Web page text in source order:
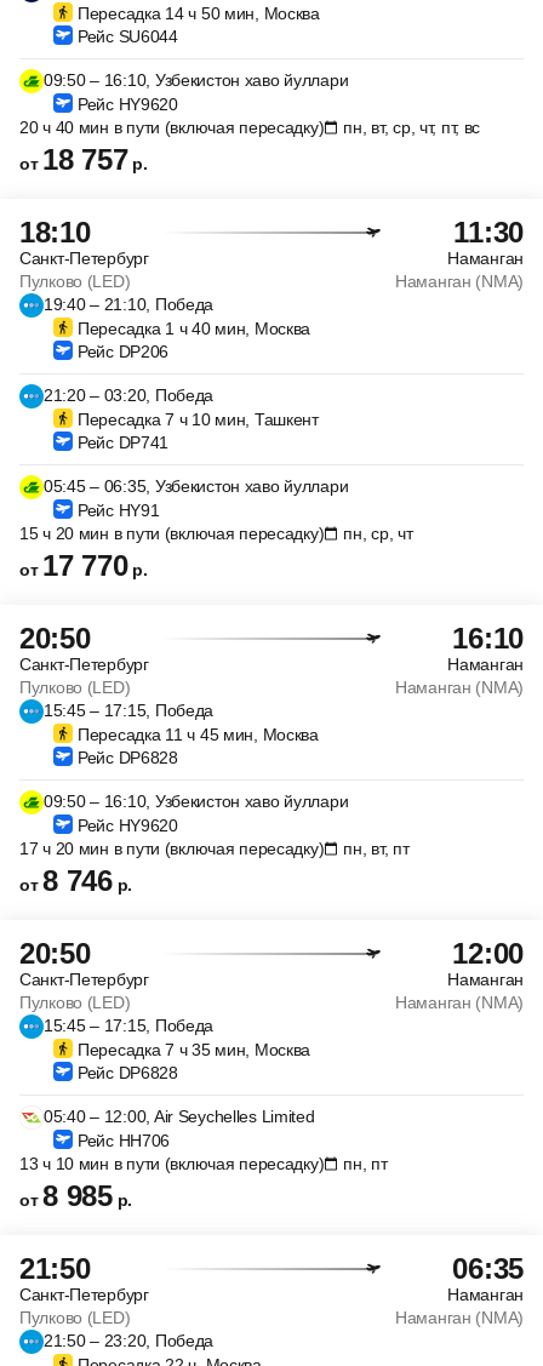
Пересадка 14 ч 50 мин, Москва
Рейс SU6044
09:50 – 16:10, Узбекистон хаво йуллари
Рейс HY9620
20 ч 40 мин в пути (включая пересадку)
пн, вт, ср, чт, пт, вс
от 18 757 р.
18:10 11:30
Санкт-Петербург
Наманган
Пулково (LED)
Наманган (NMA)
19:40 – 21:10, Победа
Пересадка 1 ч 40 мин, Москва
Рейс DP206
21:20 – 03:20, Победа
Пересадка 7 ч 10 мин, Ташкент
Рейс DP741
05:45 – 06:35, Узбекистон хаво йуллари
Рейс HY91
15 ч 20 мин в пути (включая пересадку)
пн, ср, чт
от 17 770 р.
20:50 16:10
Санкт-Петербург
Наманган
Пулково (LED)
Наманган (NMA)
15:45 – 17:15, Победа
Пересадка 11 ч 45 мин, Москва
Рейс DP6828
09:50 – 16:10, Узбекистон хаво йуллари
Рейс HY9620
17 ч 20 мин в пути (включая пересадку)
пн, вт, пт
от8 746 р.
20:50 12:00
Санкт-Петербург
Наманган
Пулково (LED)
Наманган (NMA)
15:45 – 17:15, Победа
Пересадка 7 ч 35 мин, Москва
Рейс DP6828
05:40 – 12:00, Air Seychelles Limited
Рейс HH706
13 ч 10 мин в пути (включая пересадку)
пн, пт
от8 985 р.
21:50 06:35
Санкт-Петербург
Наманган
Пулково (LED)
Наманган (NMA)
21:50 – 23:20, Победа